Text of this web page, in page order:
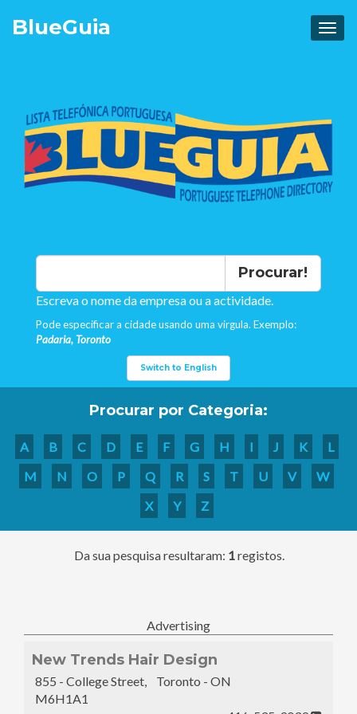
BlueGuia
Procurar!
Escreva o nome da empresa ou a actividade.
Pode especificar a cidade usando uma virgula. Exemplo:
Padaria, Toronto
Switch to English
Procurar por Categoria:
A B C D E F G H I J K
L
M
N O P Q R S T U V
W
X
Y Z
Da sua pesquisa resultaram: 1 registos.
Advertising
New Trends Hair Design
855 - College Street, Toronto - ON
M6H1A1